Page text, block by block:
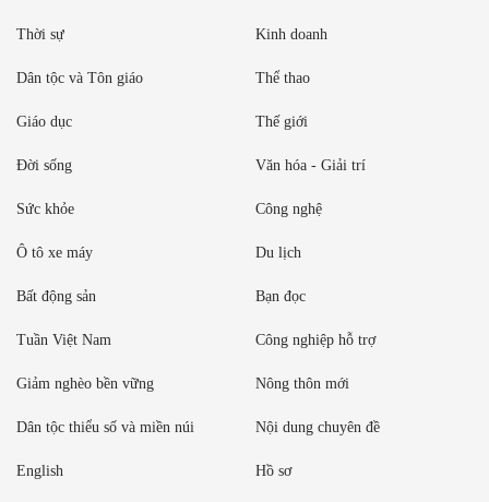
Thời sự Kinh doanh
Dân tộc và Tôn giáo Thể thao
Giáo dục Thế giới
Đời sống Văn hóa - Giải trí
Sức khỏe Công nghệ
Ô tô xe máy Du lịch
Bất động sản Bạn đọc
Tuần Việt Nam Công nghiệp hỗ trợ
Giảm nghèo bền vững Nông thôn mới
Dân tộc thiểu số và miền núi Nội dung chuyên đề
English Hồ sơ